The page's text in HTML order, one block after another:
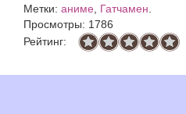
Метки: аниме Гатчамен
Просмотры: 1786
Рейтинг: